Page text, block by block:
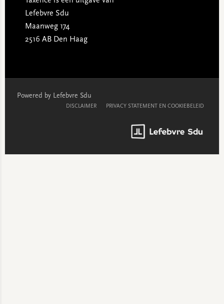
Lefebvre Sdu
Maanweg 174
2516 AB Den Haag
Powered by Lefebvre Sdu
DISCLAIMER PRIVACY STATEMENT EN COOKIEBELEID